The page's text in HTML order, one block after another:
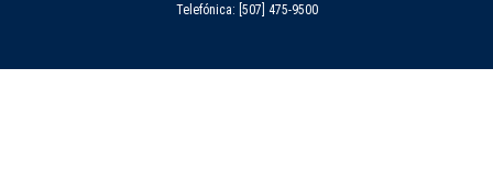
Telefónica: [507] 475-9500